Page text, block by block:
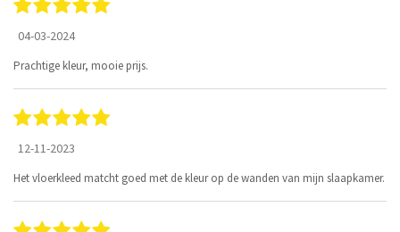
04-03-2024
Prachtige kleur, mooie prijs.
12-11-2023
Het vloerkleed matcht goed met de kleur op de wanden van mijn slaapkamer.